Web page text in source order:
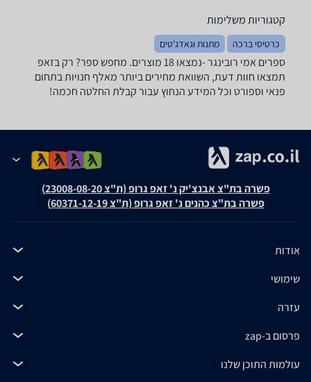
קטגוריות משלימות
כרטיסי ברכה מתנות וגאדג'טים
ספרים ‏אמי רובינגר -נמצאו 18 מוצרים. מחפש ספר? רק בזאפ
תמצאו חוות דעת, השוואת מחירים ביותר מאלף חנויות בתחום
פנאי וספורט וכל המידע הנחוץ עבור קבלת החלטה חכמה!
פשרה בת"צ אבנצ'יק נ' זאפ גרופ (ת"צ 23008-08-20)
פשרה בת"צ כהנים נ' זאפ גרופ (ת"צ 60371-12-19)
אודות
שימושי
עזרה
פרסום ב-zap
עולמות התוכן שלנו